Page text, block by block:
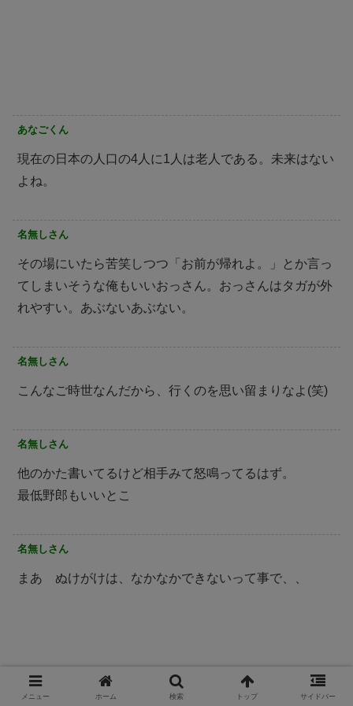
あなごくん
現在の日本の人口の4人に1人は老人である。未来はない
よね。
名無しさん
その場にいたら苦笑しつつ「お前が帰れよ。」とか言っ
てしまいそうな俺もいいおっさん。おっさんはタガが外
れやすい。あぶないあぶない。
名無しさん
こんなご時世なんだから、行くのを思い留まりなよ(笑)
名無しさん
他のかた書いてるけど相手みて怒鳴ってるはず。
最低野郎もいいとこ
名無しさん
まあ ぬけがけは、なかなかできないって事で、、
メニュー ホーム 検索 トップ サイドバー